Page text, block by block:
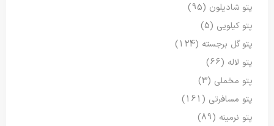
پتو شادیلون (95)
پتو کیلویی (5)
پتو گل برجسته (124)
پتو لاله (66)
پتو مخملی (3)
پتو مسافرتی (161)
پتو نرمینه (89)